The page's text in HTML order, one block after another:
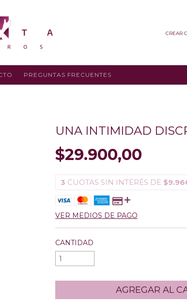
CREAR
PREGUNTAS FRECUENTES
UNA INTIMIDAD
$29.900,00
3 CUOTAS SIN INTERÉS DE
VER MEDIOS DE PAGO
CANTIDAD